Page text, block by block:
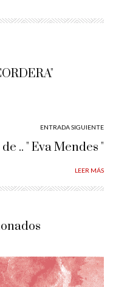
ENTRADA SIGUIENTE
.. " Eva Mendes "
LEER MÁS